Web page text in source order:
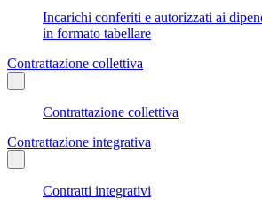
Incarichi conferiti e autorizzati ai
in formato tabellare
Contrattazione collettiva
Contrattazione collettiva
Contrattazione integrativa
Contratti integrativi